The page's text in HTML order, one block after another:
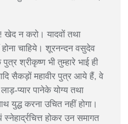
खेद न करो। यादवों तथा
चाहिये। शूरनन्दन वसुदेव
श्रीकृष्ण भी तुम्हारे भाई ही
सैकड़ों महावीर पुत्र आये हैं, वे
प्यार पानेके योग्य तथा
युद्ध करना उचित नहीं होगा।
होकर उन समागत